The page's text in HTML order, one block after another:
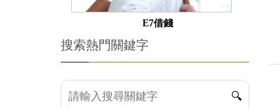
E7借錢
搜索熱門關鍵字
🔍